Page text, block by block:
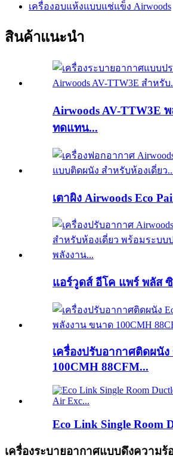
เครื่องอบแห้งแบบแช่แข็ง Airwoods
สินค้าแนะนำ
Airwoods AV-TTW3E
ทดแทน...
เตาผิง Airwoods Eco
แอร์วูดส์ อีโค แพร์ พลัส ซิ
เครื่องปรับอากาศติดผนั
100CMH 88CFM...
Eco Link Single Room
เครื่องระบายอากาศแบบดึงความ